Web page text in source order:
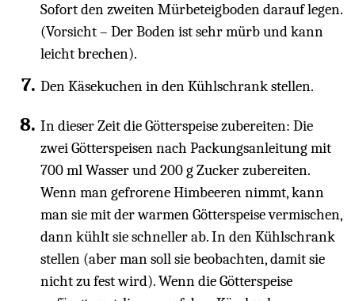
Sofort den zweiten Mürbeteigboden darauf legen.
(Vorsicht – Der Boden ist sehr mürb und kann
leicht brechen).
Den Käsekuchen in den Kühlschrank stellen.
In dieser Zeit die Götterspeise zubereiten: Die
zwei Götterspeisen nach Packungsanleitung mit
700 ml Wasser und 200 g Zucker zubereiten.
Wenn man gefrorene Himbeeren nimmt, kann
man sie mit der warmen Götterspeise vermischen,
dann kühlt sie schneller ab. In den Kühlschrank
stellen (aber man soll sie beobachten, damit sie
nicht zu fest wird). Wenn die Götterspeise